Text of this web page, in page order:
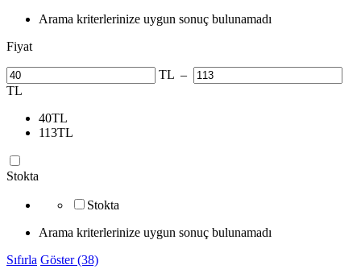
Arama kriterlerinize uygun sonuç bulunamadı
Fiyat
TL –
TL
40TL
113TL
Stokta
Stokta
Arama kriterlerinize uygun sonuç bulunamadı
Sıfırla Göster (38)